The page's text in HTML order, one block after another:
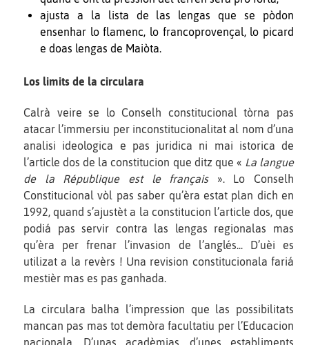
ajusta a la lista de las lengas que se pòdon
ensenhar lo flamenc, lo francoprovençal, lo picard
e doas lengas de Maiòta.
Los limits de la circulara
Calrà veire se lo Conselh constitucional tòrna pas
atacar l’immersiu per inconstitucionalitat al nom d’una
analisi ideologica e pas juridica ni mai istorica de
l’article dos de la constitucion que ditz que « La langue
de la République est le français». Lo Conselh
Constitucional vòl pas saber qu’èra estat plan dich en
1992, quand s’ajustèt a la constitucion l’article dos, que
podiá pas servir contra las lengas regionalas mas
qu’èra per frenar l’invasion de l’anglés... D’uèi es
utilizat a la revèrs ! Una revision constitucionala fariá
mestièr mas es pas ganhada.
La circulara balha l’impression que las possibilitats
mancan pas mas tot demòra facultatiu per l’Educacion
nacionala. D’unas acadèmias, d’unes establiments